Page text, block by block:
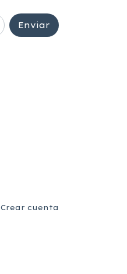
Crear cuenta